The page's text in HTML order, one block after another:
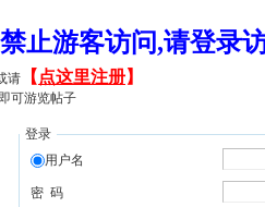
禁止游客访问,请登
请 【 点这里注册】
可游览帖子
登录
用户名
密 码